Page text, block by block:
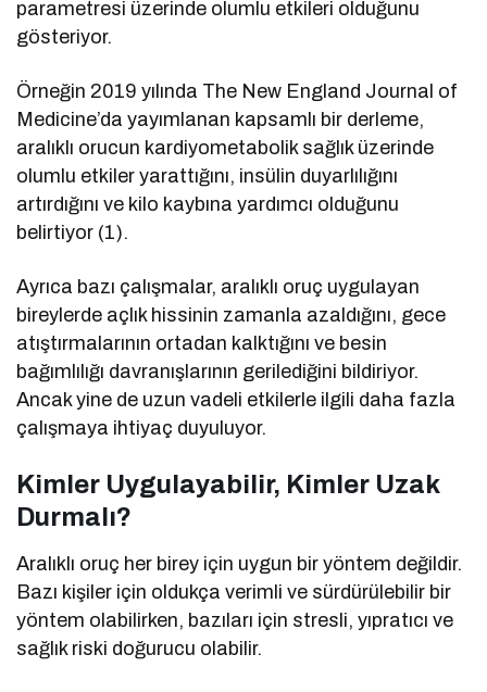
parametresi üzerinde olumlu etkileri olduğunu
gösteriyor.
Örneğin 2019 yılında The New England Journal of
Medicine’da yayımlanan kapsamlı bir derleme,
aralıklı orucun kardiyometabolik sağlık üzerinde
olumlu etkiler yarattığını, insülin duyarlılığını
artırdığını ve kilo kaybına yardımcı olduğunu
belirtiyor (1).
Ayrıca bazı çalışmalar, aralıklı oruç uygulayan
bireylerde açlık hissinin zamanla azaldığını, gece
atıştırmalarının ortadan kalktığını ve besin
bağımlılığı davranışlarının gerilediğini bildiriyor.
Ancak yine de uzun vadeli etkilerle ilgili daha fazla
çalışmaya ihtiyaç duyuluyor.
Kimler Uygulayabilir, Kimler Uzak
Durmalı?
Aralıklı oruç her birey için uygun bir yöntem değildir.
Bazı kişiler için oldukça verimli ve sürdürülebilir bir
yöntem olabilirken, bazıları için stresli, yıpratıcı ve
sağlık riski doğurucu olabilir.